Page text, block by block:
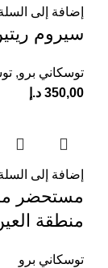
إضافة إلى
سيروم
توسكاني برو,
350,00 د.إ
إضافة إلى
مستحضر
منطقة
توسكاني برو